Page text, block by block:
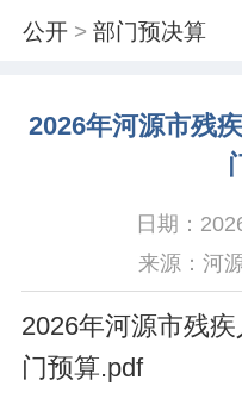
公开 >部门预决算
2026年河源市残
日期：
来源：河
2026年河源市残
门预算.pdf